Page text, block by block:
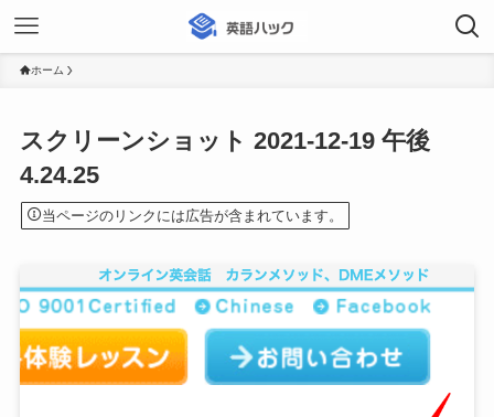
ホーム
スクリーンショット 2021-12-19 午後
4.24.25
当ページのリンクには広告が含まれています。